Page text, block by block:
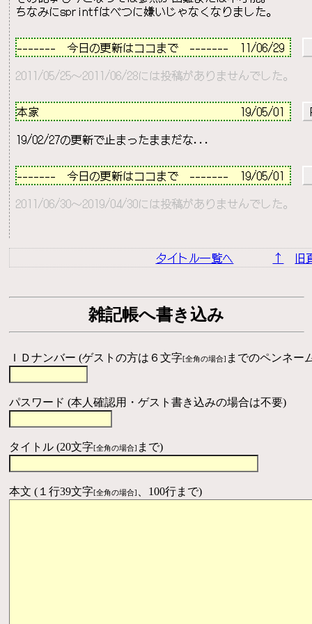
-------　今日の更新はココまで　-------  11/06/29
2011/05/25～2011/06/28には投稿がありませんでした。
本家 19/05/01
-------　今日の更新はココまで　-------  19/05/01
2011/06/30～2019/04/30には投稿がありませんでした。
タイトル一覧へ ↑ 旧
雑記帳へ書き込み
ＩＤナンバー (ゲストの方は６文字[全角の場合] までのペンネー
パスワード (本人確認用・ゲスト書き込みの場合は不要)
タイトル (20文字[全角の場合] まで)
本文 (１行39文字[全角の場合] 、100行まで)